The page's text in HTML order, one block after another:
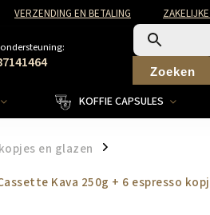
VERZENDING EN BETALING
Zoeken
KOFFIE CAPSULES
en glazen
/
Kava 250g + 6 espresso